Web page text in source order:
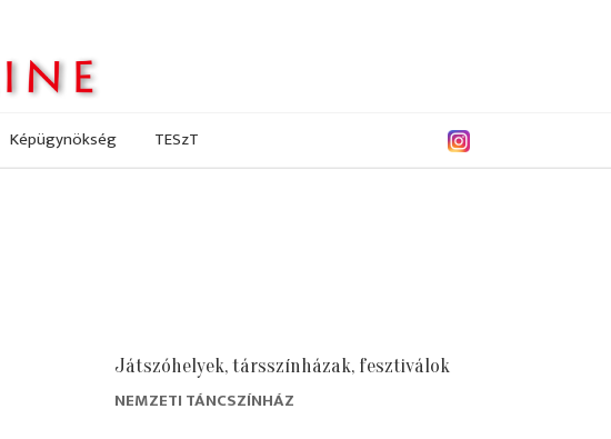
Képügynökség TESzT
Játszóhelyek, társszínházak, fesztiválok
NEMZETI TÁNCSZÍNHÁZ